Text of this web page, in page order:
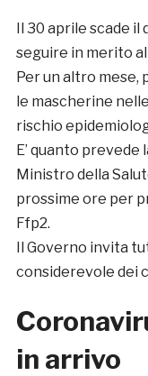
Il 30 aprile scade
seguire in merito
Per un altro mese,
le mascherine
rischio
E’ quanto prevede
Ministro della
prossime ore per
Ffp2.
Il Governo invita
considerevole dei
in arrivo